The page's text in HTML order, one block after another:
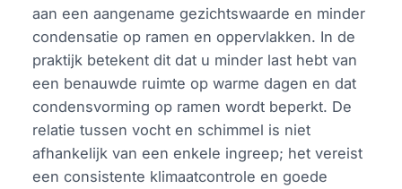
aan een aangename gezichtswaarde en minder
condensatie op ramen en oppervlakken. In de
praktijk betekent dit dat u minder last hebt van
een benauwde ruimte op warme dagen en dat
condensvorming op ramen wordt beperkt. De
relatie tussen vocht en schimmel is niet
afhankelijk van een enkele ingreep; het vereist
een consistente klimaatcontrole en goede